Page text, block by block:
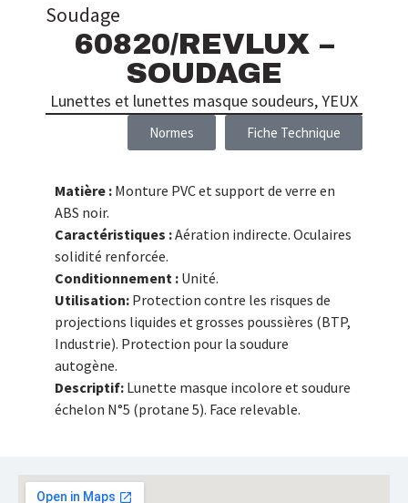
Soudage
60820/REVLUX –
SOUDAGE
Lunettes et lunettes masque soudeurs,YEUX
Normes Fiche Technique
Matière : Monture PVC et support de verre en
ABS noir.
Caractéristiques :Aération indirecte. Oculaires
solidité renforcée.
Conditionnement : Unité.
Utilisation: Protection contre les risques de
projections liquides et grosses poussières (BTP,
Industrie). Protection pour la soudure
autogène.
Descriptif: Lunette masque incolore et soudure
échelon N°5 (protane 5). Face relevable.